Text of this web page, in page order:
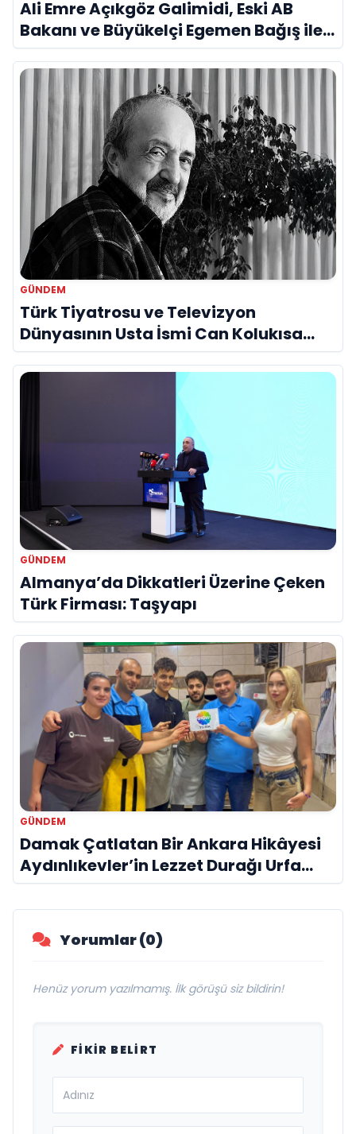
Ali Emre Açıkgöz Galimidi, Eski AB
Bakanı ve Büyükelçi Egemen Bağış ile
Bir Araya Geldi
GÜNDEM
Türk Tiyatrosu ve Televizyon
Dünyasının Usta İsmi Can Kolukısa
Hayatını Kaybetti
GÜNDEM
Almanya’da Dikkatleri Üzerine Çeken
Türk Firması: Taşyapı
GÜNDEM
Damak Çatlatan Bir Ankara Hikâyesi
Aydınlıkevler’in Lezzet Durağı Urfa
Damak
Yorumlar (0)
Henüz yorum yazılmamış. İlk görüşü siz bildirin!
FIKIR BELIRT